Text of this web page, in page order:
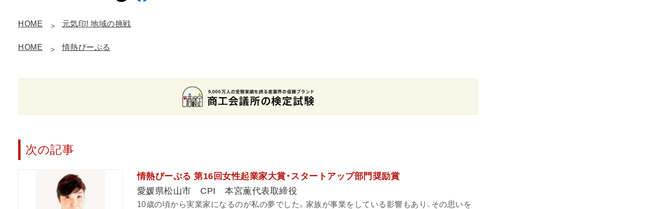
HOME 元気印! 地域の挑戦
HOME 情熱ぴーぷる
次の記事
情熱ぴーぷる 第16回女性起業家大賞・スタートアップ部門奨励賞
愛媛県松山市 CPI 本宮薫代表取締役
10歳の頃から実業家になるのが私の夢でした。家族が事業をしている影響もあり、その思いを